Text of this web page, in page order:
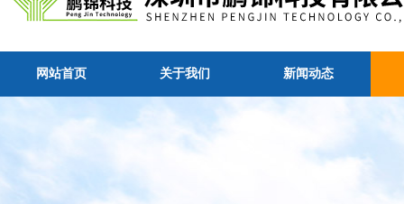
网站首页 关于我们 新闻动态